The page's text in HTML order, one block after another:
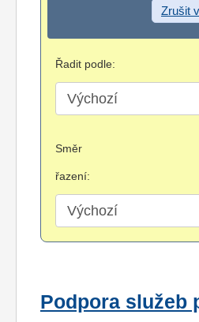
Zrušit
Řadit podle:
Směr
řazení:
Podpora služeb